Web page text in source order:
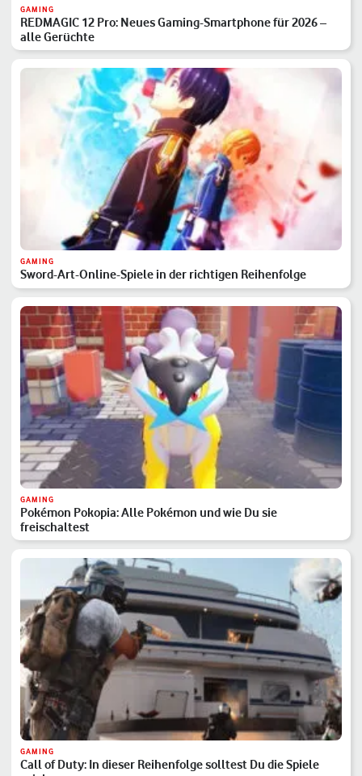
GAMING
REDMAGIC 12 Pro: Neues Gaming-Smartphone für 2026 –
alle Gerüchte
GAMING
Sword-Art-Online-Spiele in der richtigen Reihenfolge
GAMING
Pokémon Pokopia: Alle Pokémon und wie Du sie
freischaltest
GAMING
Call of Duty: In dieser Reihenfolge solltest Du die Spiele